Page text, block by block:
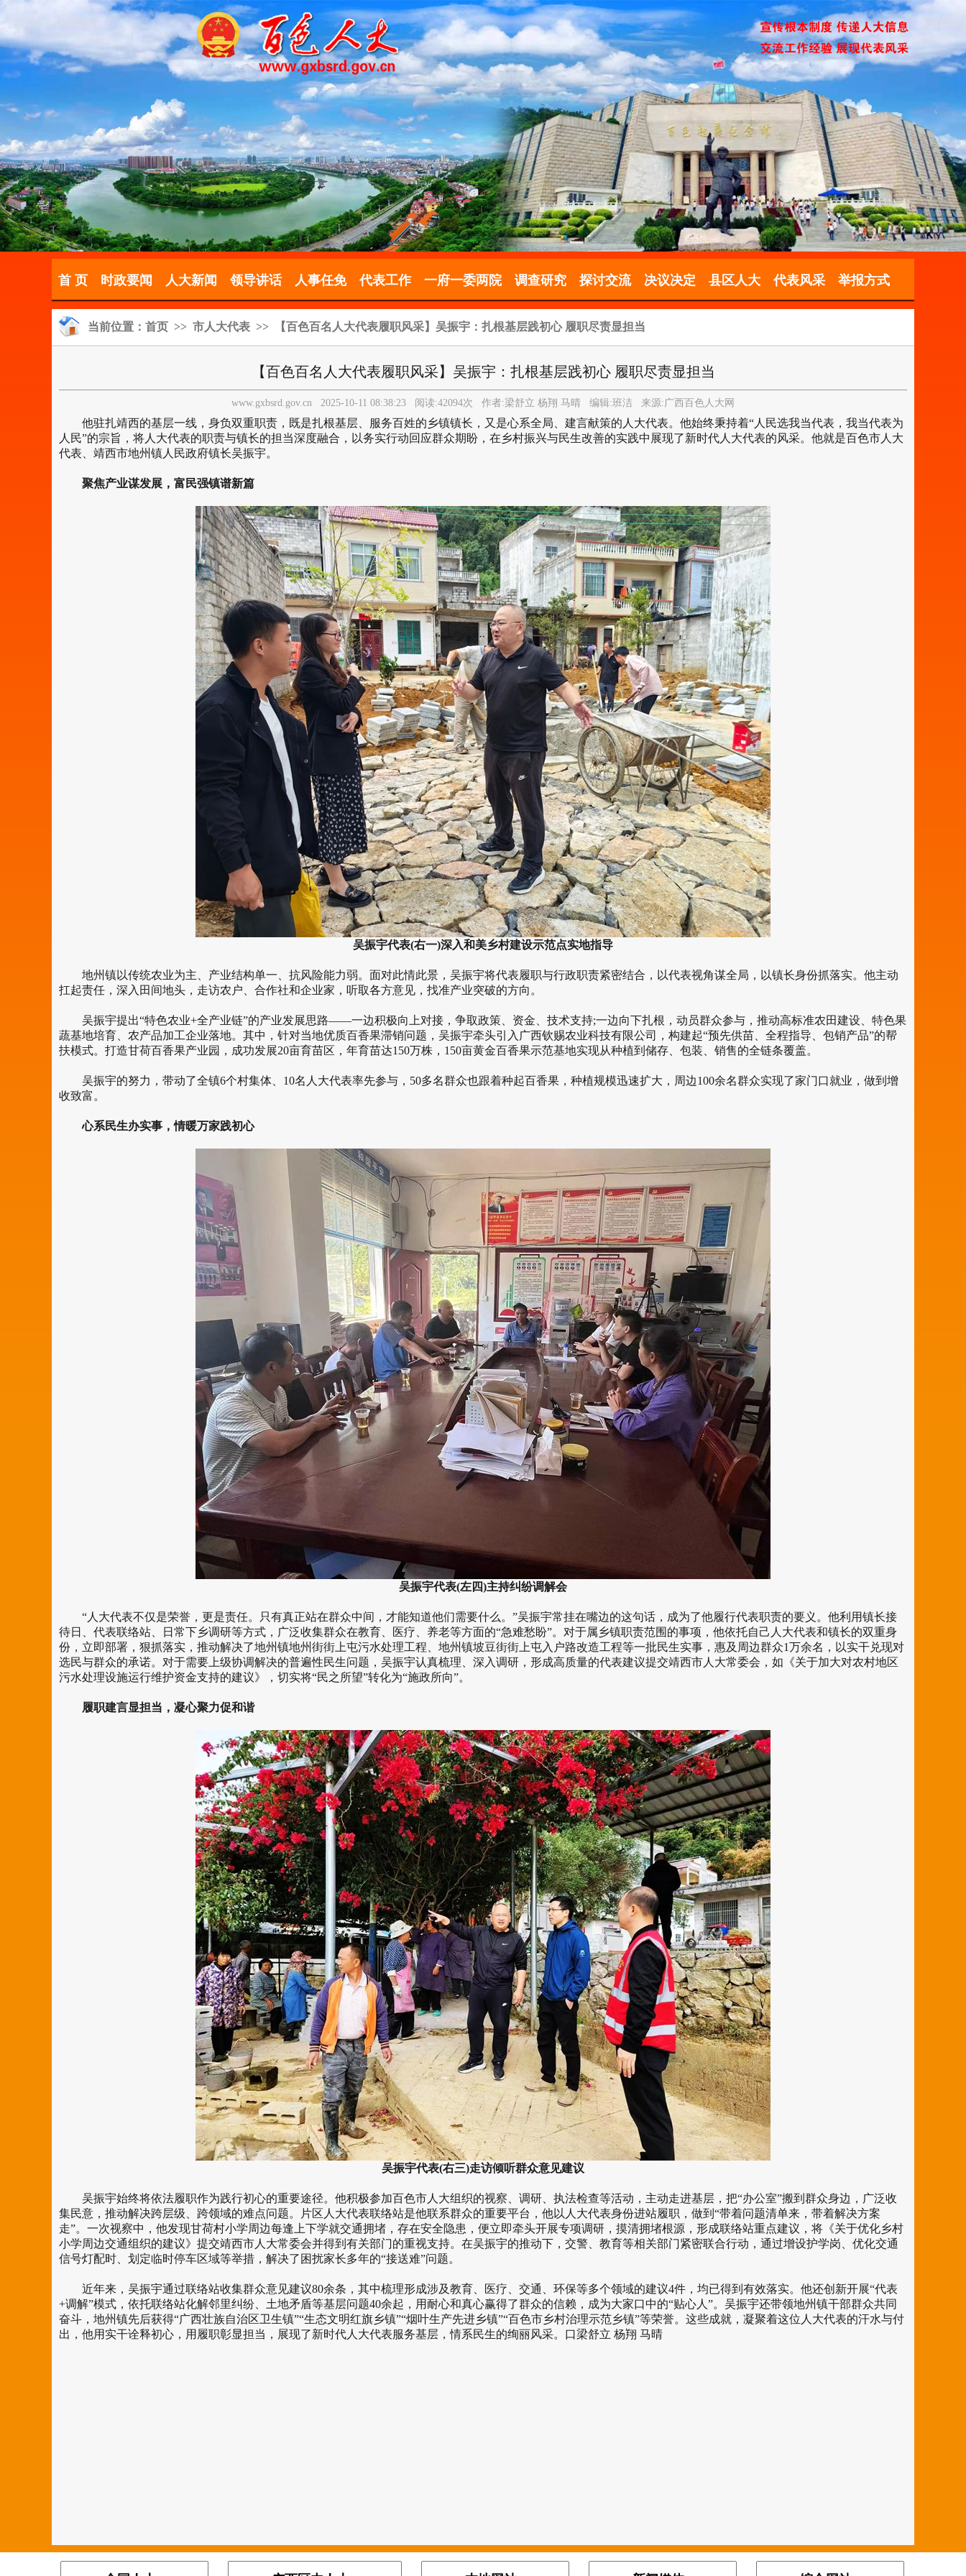
首 页 时政要闻 人大新闻 领导讲话 人事任免 代表工作 一府一委两院 调查研究 探讨交流 决议决定 县区人大 代表风采 举报方式
当前位置： 首页 >> 市人大代表 >> 【百色百名人大代表履职风采】吴振宇：扎根基层践初心 履职尽责显担当
【百色百名人大代表履职风采】吴振宇：扎根基层践初心 履职尽责显担当
www.gxbsrd.gov.cn 2025-10-11 08:38:23 阅读:42094次 作者:梁舒立 杨翔 马晴 编辑:班洁 来源:广西百色人大网
他驻扎靖西的基层一线，身负双重职责，既是扎根基层、服务百姓的乡镇镇长，又是心系全局、建言献策的人大代表。他始终秉持着“人民选我当代表，我当代表为
人民”的宗旨，将人大代表的职责与镇长的担当深度融合，以务实行动回应群众期盼，在乡村振兴与民生改善的实践中展现了新时代人大代表的风采。他就是百色市人大
代表、靖西市地州镇人民政府镇长吴振宇。
聚焦产业谋发展，富民强镇谱新篇
吴振宇代表(右一)深入和美乡村建设示范点实地指导
地州镇以传统农业为主、产业结构单一、抗风险能力弱。面对此情此景，吴振宇将代表履职与行政职责紧密结合，以代表视角谋全局，以镇长身份抓落实。他主动
扛起责任，深入田间地头，走访农户、合作社和企业家，听取各方意见，找准产业突破的方向。
吴振宇提出“特色农业+全产业链”的产业发展思路——一边积极向上对接，争取政策、资金、技术支持;一边向下扎根，动员群众参与，推动高标准农田建设、特色果
蔬基地培育、农产品加工企业落地。其中，针对当地优质百香果滞销问题，吴振宇牵头引入广西钦赐农业科技有限公司，构建起“预先供苗、全程指导、包销产品”的帮
扶模式。打造甘荷百香果产业园，成功发展20亩育苗区，年育苗达150万株，150亩黄金百香果示范基地实现从种植到储存、包装、销售的全链条覆盖。
吴振宇的努力，带动了全镇6个村集体、10名人大代表率先参与，50多名群众也跟着种起百香果，种植规模迅速扩大，周边100余名群众实现了家门口就业，做到增
收致富。
心系民生办实事，情暖万家践初心
吴振宇代表(左四)主持纠纷调解会
“人大代表不仅是荣誉，更是责任。只有真正站在群众中间，才能知道他们需要什么。”吴振宇常挂在嘴边的这句话，成为了他履行代表职责的要义。他利用镇长接
待日、代表联络站、日常下乡调研等方式，广泛收集群众在教育、医疗、养老等方面的“急难愁盼”。对于属乡镇职责范围的事项，他依托自己人大代表和镇长的双重身
份，立即部署，狠抓落实，推动解决了地州镇地州街街上屯污水处理工程、地州镇坡豆街街上屯入户路改造工程等一批民生实事，惠及周边群众1万余名，以实干兑现对
选民与群众的承诺。对于需要上级协调解决的普遍性民生问题，吴振宇认真梳理、深入调研，形成高质量的代表建议提交靖西市人大常委会，如《关于加大对农村地区
污水处理设施运行维护资金支持的建议》，切实将“民之所望”转化为“施政所向”。
履职建言显担当，凝心聚力促和谐
吴振宇代表(右三)走访倾听群众意见建议
吴振宇始终将依法履职作为践行初心的重要途径。他积极参加百色市人大组织的视察、调研、执法检查等活动，主动走进基层，把“办公室”搬到群众身边，广泛收
集民意，推动解决跨层级、跨领域的难点问题。片区人大代表联络站是他联系群众的重要平台，他以人大代表身份进站履职，做到“带着问题清单来，带着解决方案
走”。一次视察中，他发现甘荷村小学周边每逢上下学就交通拥堵，存在安全隐患，便立即牵头开展专项调研，摸清拥堵根源，形成联络站重点建议，将《关于优化乡村
小学周边交通组织的建议》提交靖西市人大常委会并得到有关部门的重视支持。在吴振宇的推动下，交警、教育等相关部门紧密联合行动，通过增设护学岗、优化交通
信号灯配时、划定临时停车区域等举措，解决了困扰家长多年的“接送难”问题。
近年来，吴振宇通过联络站收集群众意见建议80余条，其中梳理形成涉及教育、医疗、交通、环保等多个领域的建议4件，均已得到有效落实。他还创新开展“代表
+调解”模式，依托联络站化解邻里纠纷、土地矛盾等基层问题40余起，用耐心和真心赢得了群众的信赖，成为大家口中的“贴心人”。吴振宇还带领地州镇干部群众共同
奋斗，地州镇先后获得“广西壮族自治区卫生镇”“生态文明红旗乡镇”“烟叶生产先进乡镇”“百色市乡村治理示范乡镇”等荣誉。这些成就，凝聚着这位人大代表的汗水与付
出，他用实干诠释初心，用履职彰显担当，展现了新时代人大代表服务基层，情系民生的绚丽风采。口梁舒立 杨翔 马晴